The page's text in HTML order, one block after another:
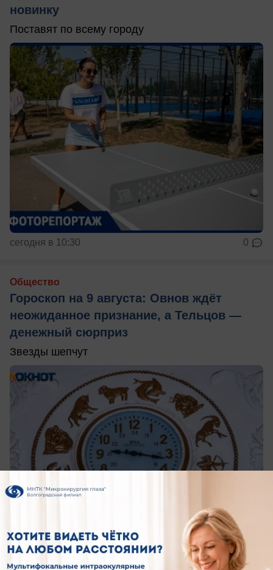
новинку
Поставят по всему городу
сегодня в 10:30 0
Общество
Гороскоп на 9 августа: Овнов ждёт
неожиданное признание, а Тельцов —
денежный сюрприз
Звезды шепчут
сегодня в 09:33 0